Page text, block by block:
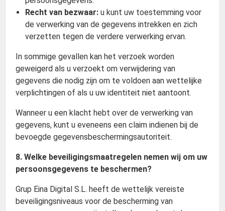
Recht van bezwaar: u kunt uw toestemming voor
de verwerking van de gegevens intrekken en zich
verzetten tegen de verdere verwerking ervan.
In sommige gevallen kan het verzoek worden
geweigerd als u verzoekt om verwijdering van
gegevens die nodig zijn om te voldoen aan wettelijke
verplichtingen of als u uw identiteit niet aantoont.
Wanneer u een klacht hebt over de verwerking van
gegevens, kunt u eveneens een claim indienen bij de
bevoegde gegevensbeschermingsautoriteit.
8. Welke beveiligingsmaatregelen nemen wij om uw
persoonsgegevens te beschermen?
Grup Eina Digital S.L. heeft de wettelijk vereiste
beveiligingsniveaus voor de bescherming van